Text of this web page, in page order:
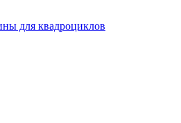
для квадроциклов